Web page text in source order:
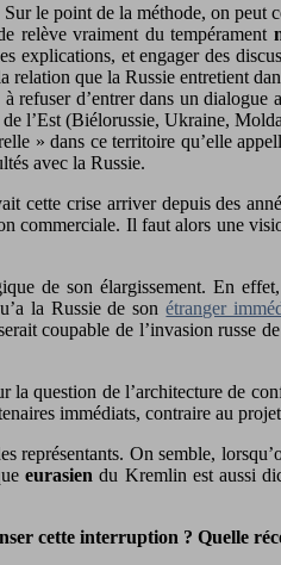
le point de la méthode, on
relève vraiment du tempérament
explications, et engager des
que la Russie entretient
d’entrer dans un
l’Est (Biélorussie, Ukraine,
» dans ce territoire qu’elle
avec la Russie.
crise arriver depuis des
commerciale. Il faut alors une
de son élargissement. En
la Russie de sonétranger
coupable de l’invasion russe
la question de l’architecture de
immédiats, contraire au
On semble,
eurasiendu Kremlin est aussi
cette interruption ? Quelle